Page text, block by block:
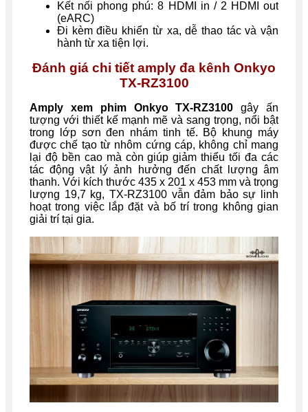
Kết nối phong phú: 8 HDMI in / 2 HDMI out
(eARC)
Đi kèm điều khiển từ xa, dễ thao tác và vận
hành từ xa tiện lợi.
Đánh giá chi tiết amply đa kênh Onkyo
TX-RZ3100
Amply xem phim Onkyo TX-RZ3100 gây ấn
tượng với thiết kế mạnh mẽ và sang trọng, nổi bật
trong lớp sơn đen nhám tinh tế. Bộ khung máy
được chế tạo từ nhôm cứng cáp, không chỉ mang
lại độ bền cao mà còn giúp giảm thiểu tối đa các
tác động vật lý ảnh hưởng đến chất lượng âm
thanh. Với kích thước 435 x 201 x 453 mm và trọng
lượng 19,7 kg, TX-RZ3100 vẫn đảm bảo sự linh
hoạt trong việc lắp đặt và bố trí trong không gian
giải trí tại gia.